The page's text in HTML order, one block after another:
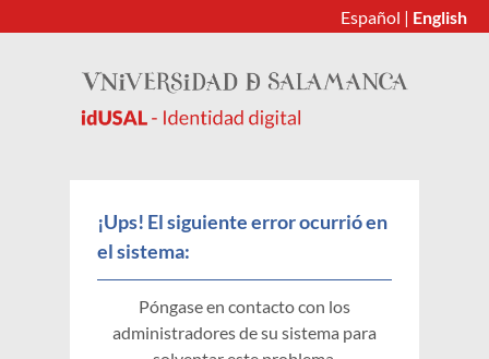
Español | English
¡Ups! El siguiente error ocurrió en
el sistema:
Póngase en contacto con los
administradores de su sistema para